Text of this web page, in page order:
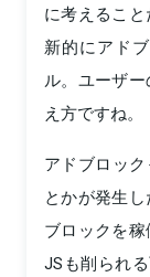
に考えるこ
新的にアド
ル。ユーザ
え方ですね。
アドブロック
とかが発生
ブロックを
JSも削られ